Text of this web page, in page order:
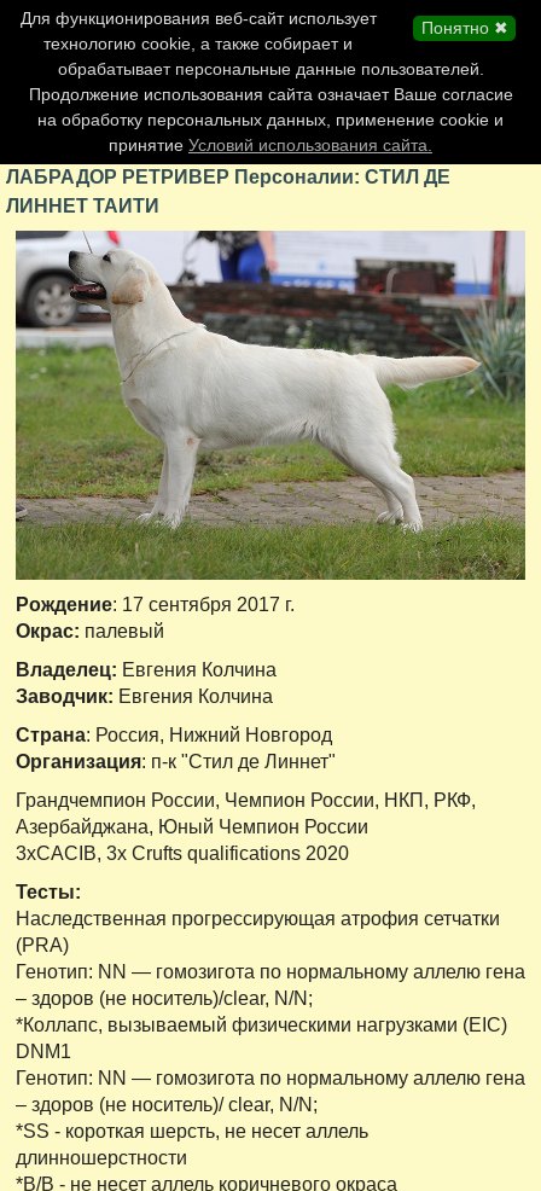
Главная страница
Обновления сайта
Контакты
Персоналии
Форум
ЛАБРАДОР РЕТРИВЕР Персоналии: СТИЛ ДЕ
ЛИННЕТ ТАИТИ
Рождение: 17 сентября 2017 г.
Окрас: палевый
Владелец: Евгения Колчина
Заводчик: Евгения Колчина
Страна: Россия, Нижний Новгород
Организация: п-к "Стил де Линнет"
Грандчемпион России, Чемпион России, НКП, РКФ,
Азербайджана, Юный Чемпион России
3xCACIB, 3х Crufts qualifications 2020
Тесты:
Наследственная прогрессирующая атрофия сетчатки
(PRA)
Генотип: NN — гомозигота по нормальному аллелю гена
– здоров (не носитель)/clear, N/N;
*Коллапс, вызываемый физическими нагрузками (ЕIC)
DNM1
Генотип: NN — гомозигота по нормальному аллелю гена
– здоров (не носитель)/ clear, N/N;
*SS - короткая шерсть, не несет аллель
длинношерстности
*B/B - не несет аллель коричневого окраса
Понятно ✖
Для функционирования веб-сайт использует
технологию cookie, а также собирает и
обрабатывает персональные данные пользователей.
Продолжение использования сайта означает Ваше согласие
на обработку персональных данных, применение cookie и
принятие Условий использования сайта.